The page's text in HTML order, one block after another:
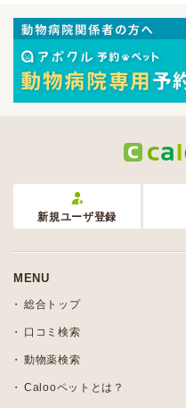
新規ユーザ登録
MENU
総合トップ
口コミ検索
動物薬検索
Calooペットとは？